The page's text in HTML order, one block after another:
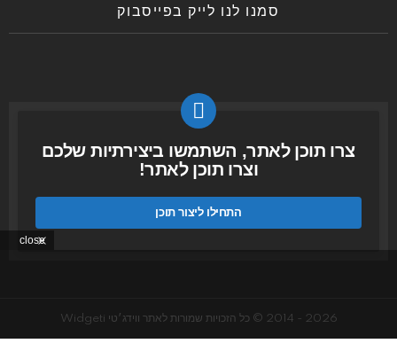
סמנו לנו לייק בפייסבוק
צרו תוכן לאתר, השתמשו ביצירתיות שלכם
וצרו תוכן לאתר!
התחילו ליצור תוכן
2026 - 2014 © כל הזכויות שמורות לאתר ווידג׳טי Widgeti
close